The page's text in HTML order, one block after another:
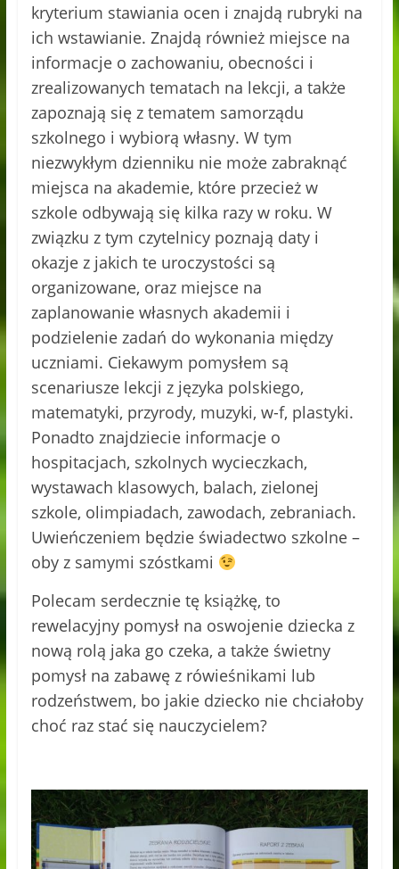
kryterium stawiania ocen i znajdą rubryki na
ich wstawianie. Znajdą również miejsce na
informacje o zachowaniu, obecności i
zrealizowanych tematach na lekcji, a także
zapoznają się z tematem samorządu
szkolnego i wybiorą własny. W tym
niezwykłym dzienniku nie może zabraknąć
miejsca na akademie, które przecież w
szkole odbywają się kilka razy w roku. W
związku z tym czytelnicy poznają daty i
okazje z jakich te uroczystości są
organizowane, oraz miejsce na
zaplanowanie własnych akademii i
podzielenie zadań do wykonania między
uczniami. Ciekawym pomysłem są
scenariusze lekcji z języka polskiego,
matematyki, przyrody, muzyki, w-f, plastyki.
Ponadto znajdziecie informacje o
hospitacjach, szkolnych wycieczkach,
wystawach klasowych, balach, zielonej
szkole, olimpiadach, zawodach, zebraniach.
Uwieńczeniem będzie świadectwo szkolne –
oby z samymi szóstkami
Polecam serdecznie tę książkę, to
rewelacyjny pomysł na oswojenie dziecka z
nową rolą jaka go czeka, a także świetny
pomysł na zabawę z rówieśnikami lub
rodzeństwem, bo jakie dziecko nie chciałoby
choć raz stać się nauczycielem?